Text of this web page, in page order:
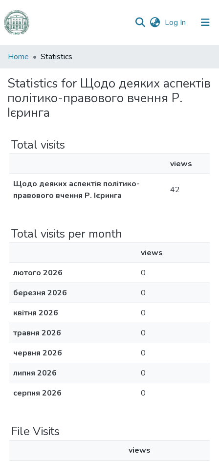
Log In (current)
Communities
Collections
All of DSpace
Home Statistics
Statistics for Щодо деяких аспектів
політико-правового вчення Р.
Ієринга
Total visits
views
Щодо деяких аспектів політико-
правового вчення Р. Ієринга
42
Total visits per month
views
лютого 2026
0
березня 2026
0
квітня 2026
0
травня 2026
0
червня 2026
0
липня 2026
0
серпня 2026
0
File Visits
views